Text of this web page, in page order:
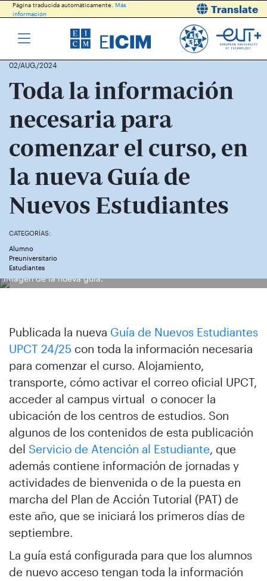
Página traducida automáticamente. Más
información
Translate
02/AUG./2024
Toda la información
necesaria para
comenzar el curso, en
la nueva Guía de
Nuevos Estudiantes
CATEGORÍAS:
Alumno
Preuniversitario
Estudiantes
Imagen de la nueva guía.
Publicada la nueva Guía de Nuevos Estudiantes
UPCT 24/25 con toda la información necesaria
para comenzar el curso. Alojamiento,
transporte, cómo activar el correo oficial UPCT,
acceder al campus virtual o conocer la
ubicación de los centros de estudios. Son
algunos de los contenidos de esta publicación
del Servicio de Atención al Estudiante, que
además contiene información de jornadas y
actividades de bienvenida o de la puesta en
marcha del Plan de Acción Tutorial (PAT) de
este año, que se iniciará los primeros días de
septiembre.
La guía está configurada para que los alumnos
de nuevo acceso tengan toda la información